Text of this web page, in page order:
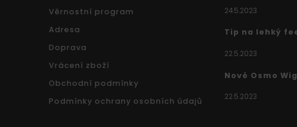
Věrnostní program
Adresa
Doprava
Vrácení zboží
Obchodní podmínky
Podmínky ochrany osobních údajů
24.5.2023
Tip na lehký
22.5.2023
Nové Osmo
22.5.2023